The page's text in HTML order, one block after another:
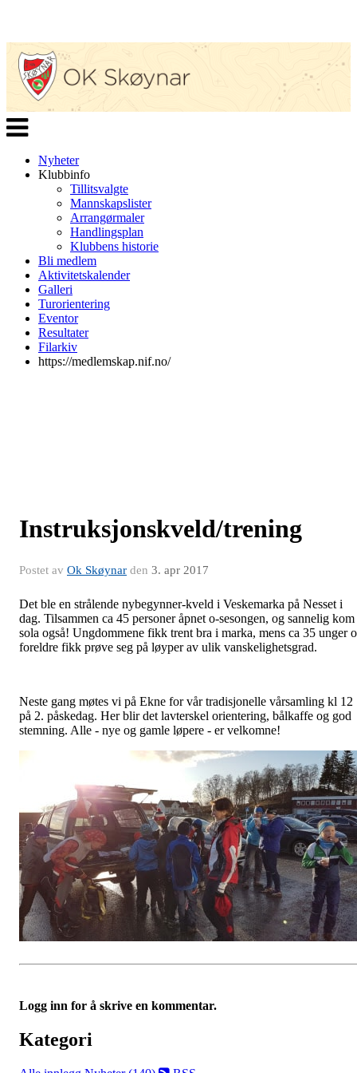
Veksle
navigasjon
Nyheter
Klubbinfo
Tillitsvalgte
Mannskapslister
Arrangørmaler
Handlingsplan
Klubbens historie
Bli medlem
Aktivitetskalender
Galleri
Turorientering
Eventor
Resultater
Filarkiv
https://medlemskap.nif.no/
Instruksjonskveld/trening
Postet av Ok Skøynar den 3. apr 2017
Det ble en strålende nybegynner-kveld i Veskemarka på Nesset i
dag. Tilsammen ca 45 personer åpnet o-sesongen, og sannelig kom
sola også! Ungdommene fikk trent bra i marka, mens ca 35 unger
foreldre fikk prøve seg på løyper av ulik vanskelighetsgrad.
Neste gang møtes vi på Ekne for vår tradisjonelle vårsamling kl 12
på 2. påskedag. Her blir det lavterskel orientering, bålkaffe og god
stemning. Alle - nye og gamle løpere - er velkomne!
Logg inn for å skrive en kommentar.
Kategori